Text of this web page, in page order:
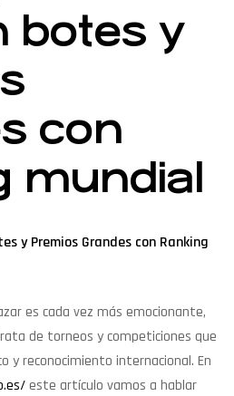
botes y
con
mundial
y Premios Grandes con Ranking
es cada vez más emocionante,
de torneos y competiciones que
y reconocimiento internacional. En
este artículo vamos a hablar